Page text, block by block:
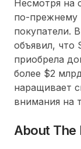
Несмотря на
по-прежнему
покупатели.
объявил, что
приобрела
более $2
наращивает
внимания на
About The